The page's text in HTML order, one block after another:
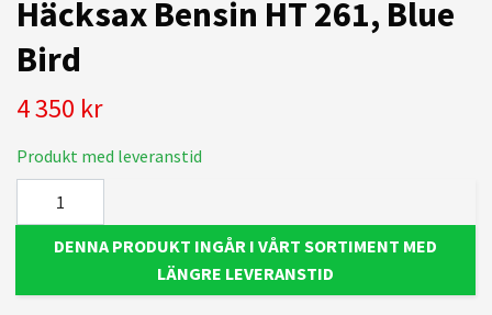
Häcksax Bensin HT 261, Blue
Bird
4 350 kr
Produkt med leveranstid
DENNA PRODUKT INGÅR I VÅRT SORTIMENT MED
LÄNGRE LEVERANSTID